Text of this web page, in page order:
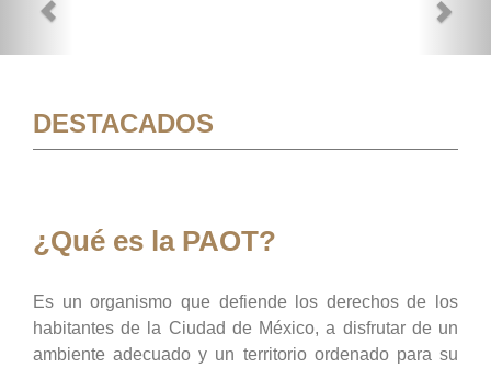
DESTACADOS
¿Qué es la PAOT?
Es un organismo que defiende los derechos de los
habitantes de la Ciudad de México, a disfrutar de un
ambiente adecuado y un territorio ordenado para su